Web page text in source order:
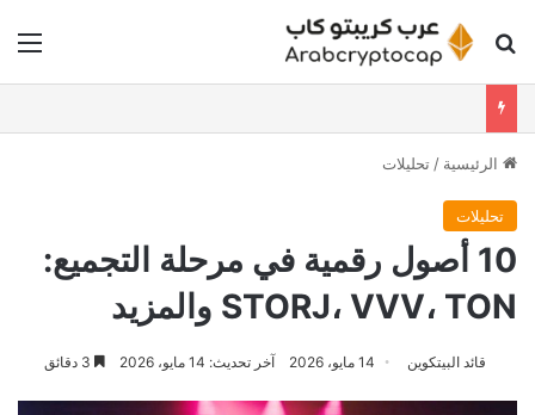
بحث عن
الرئيسية / تحليلات
تحليلات
10 أصول رقمية في مرحلة التجميع:
STORJ، VVV، TON والمزيد
قائد البيتكوين 14 مايو، 2026 آخر تحديث: 14 مايو، 2026